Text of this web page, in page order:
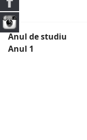
Anul de studiu
Anul 1